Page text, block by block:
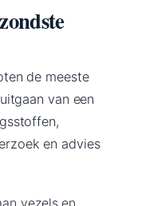
de meeste
van een
en advies
vezels en